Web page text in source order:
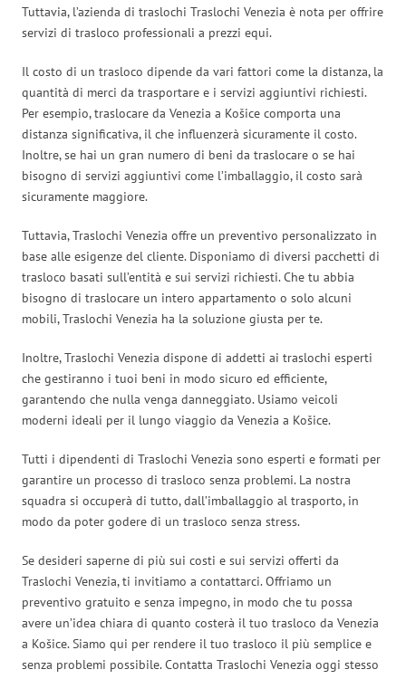
Tuttavia, l’azienda di traslochi Traslochi Venezia è nota per offrire
servizi di trasloco professionali a prezzi equi.
Il costo di un trasloco dipende da vari fattori come la distanza, la
quantità di merci da trasportare e i servizi aggiuntivi richiesti.
Per esempio, traslocare da Venezia a Košice comporta una
distanza significativa, il che influenzerà sicuramente il costo.
Inoltre, se hai un gran numero di beni da traslocare o se hai
bisogno di servizi aggiuntivi come l’imballaggio, il costo sarà
sicuramente maggiore.
Tuttavia, Traslochi Venezia offre un preventivo personalizzato in
base alle esigenze del cliente. Disponiamo di diversi pacchetti di
trasloco basati sull’entità e sui servizi richiesti. Che tu abbia
bisogno di traslocare un intero appartamento o solo alcuni
mobili, Traslochi Venezia ha la soluzione giusta per te.
Inoltre, Traslochi Venezia dispone di addetti ai traslochi esperti
che gestiranno i tuoi beni in modo sicuro ed efficiente,
garantendo che nulla venga danneggiato. Usiamo veicoli
moderni ideali per il lungo viaggio da Venezia a Košice.
Tutti i dipendenti di Traslochi Venezia sono esperti e formati per
garantire un processo di trasloco senza problemi. La nostra
squadra si occuperà di tutto, dall’imballaggio al trasporto, in
modo da poter godere di un trasloco senza stress.
Se desideri saperne di più sui costi e sui servizi offerti da
Traslochi Venezia, ti invitiamo a contattarci. Offriamo un
preventivo gratuito e senza impegno, in modo che tu possa
avere un’idea chiara di quanto costerà il tuo trasloco da Venezia
a Košice. Siamo qui per rendere il tuo trasloco il più semplice e
senza problemi possibile. Contatta Traslochi Venezia oggi stesso